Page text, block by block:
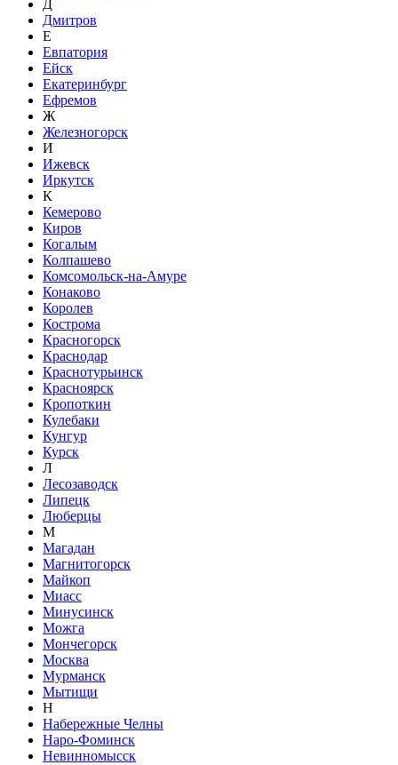
Д
Дмитров
Е
Евпатория
Ейск
Екатеринбург
Ефремов
Ж
Железногорск
И
Ижевск
Иркутск
К
Кемерово
Киров
Когалым
Колпашево
Комсомольск-на-Амуре
Конаково
Королев
Кострома
Красногорск
Краснодар
Краснотурьинск
Красноярск
Кропоткин
Кулебаки
Кунгур
Курск
Л
Лесозаводск
Липецк
Люберцы
М
Магадан
Магнитогорск
Майкоп
Миасс
Минусинск
Можга
Мончегорск
Москва
Мурманск
Мытищи
Н
Набережные Челны
Наро-Фоминск
Невинномысск